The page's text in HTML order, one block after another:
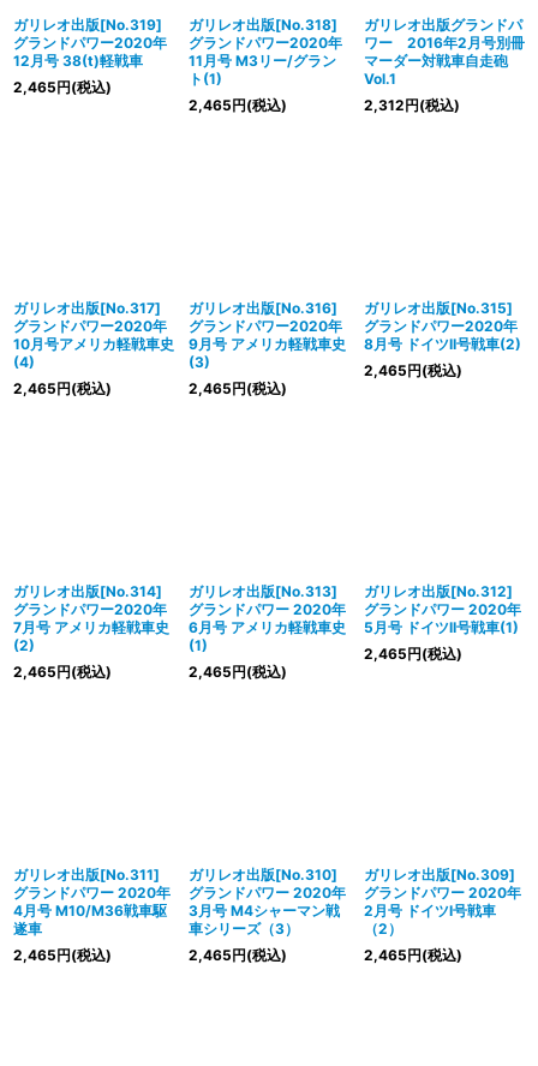
ガリレオ出版[No.319]
グランドパワー2020年
12月号 38(t)軽戦車
2,465円(税込)
ガリレオ出版[No.318]
グランドパワー2020年
11月号 M3リー/グラン
ト(1)
2,465円(税込)
ガリレオ出版グランドパ
ワー 2016年2月号別冊
マーダー対戦車自走砲
Vol.1
2,312円(税込)
ガリレオ出版[No.317]
グランドパワー2020年
10月号アメリカ軽戦車史
(4)
2,465円(税込)
ガリレオ出版[No.316]
グランドパワー2020年
9月号 アメリカ軽戦車史
(3)
2,465円(税込)
ガリレオ出版[No.315]
グランドパワー2020年
8月号 ドイツII号戦車(2)
2,465円(税込)
ガリレオ出版[No.314]
グランドパワー2020年
7月号 アメリカ軽戦車史
(2)
2,465円(税込)
ガリレオ出版[No.313]
グランドパワー 2020年
6月号 アメリカ軽戦車史
(1)
2,465円(税込)
ガリレオ出版[No.312]
グランドパワー 2020年
5月号 ドイツII号戦車(1)
2,465円(税込)
ガリレオ出版[No.311]
グランドパワー 2020年
4月号 M10/M36戦車駆
遂車
2,465円(税込)
ガリレオ出版[No.310]
グランドパワー 2020年
3月号 M4シャーマン戦
車シリーズ（3）
2,465円(税込)
ガリレオ出版[No.309]
グランドパワー 2020年
2月号 ドイツI号戦車
（2）
2,465円(税込)